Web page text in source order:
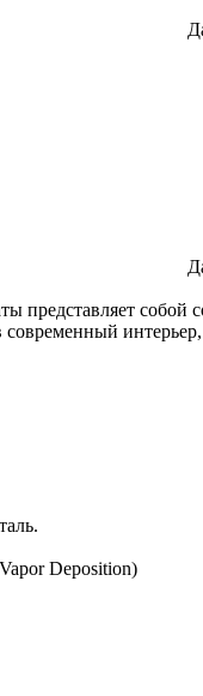
представляет
Deposition)